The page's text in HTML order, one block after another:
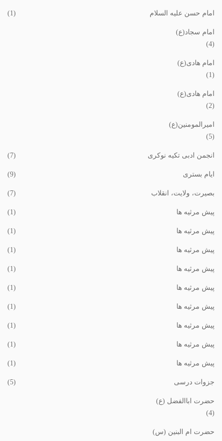
امام حسن علیه السلام (1)
امام سجاد(ع)
(4)
امام هادی(ع)
(1)
امام هادی(ع)
(2)
امیرالمومنین(ع)
(5)
انجمن ادبی تکیه نوکری (7)
ایام بستری (9)
بصیرت، ولایت، انقلاب (7)
پیش مرثیه ها (1)
پیش مرثیه ها (1)
پیش مرثیه ها (1)
پیش مرثیه ها (1)
پیش مرثیه ها (1)
پیش مرثیه ها (1)
پیش مرثیه ها (1)
پیش مرثیه ها (1)
پیش مرثیه ها (1)
جزوات درسی (5)
حضرت اباالفضل (ع)
(4)
حضرت ام البنین (س)